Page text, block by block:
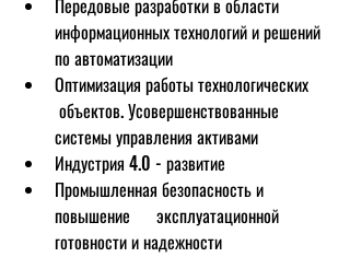
Передовые разработки в области
информационных технологий и решений
по автоматизации
Оптимизация работы технологических
объектов. Усовершенствованные
системы управления активами
Индустрия 4.0 - развитие
Промышленная безопасность и
повышение      эксплуатационной
готовности и надежности